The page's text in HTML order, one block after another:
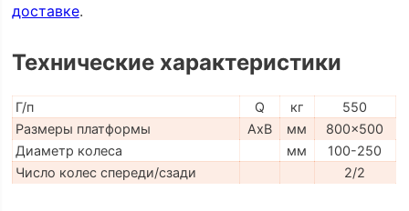
доставке.
Технические характеристики
Г/п Q кг
550
Размеры платформы
AxB мм
800x500
Диаметр колеса
мм
100-250
Число колес спереди/сзади
2/2